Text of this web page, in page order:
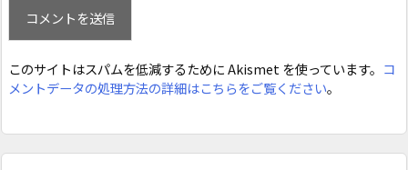
このサイトはスパムを低減するために Akismet を使っています。 コ
メントデータの処理方法の詳細はこちらをご覧ください。